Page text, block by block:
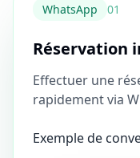
WhatsApp 01
Réservation
Effectuer une
rapidement via
Exemple de